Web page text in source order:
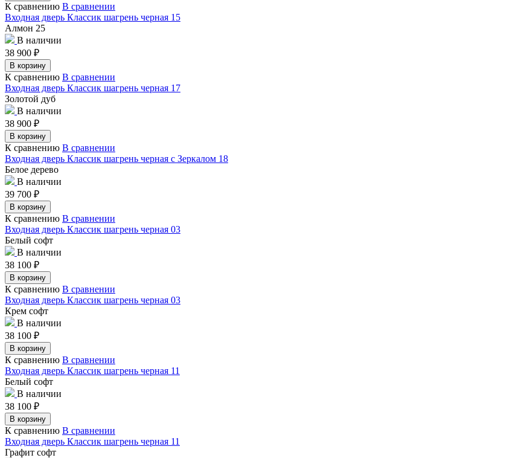
К сравнению В сравнении
Входная дверь Классик шагрень черная 15
Алмон 25
В наличии
38 900 ₽
В корзину
К сравнению В сравнении
Входная дверь Классик шагрень черная 17
Золотой дуб
В наличии
38 900 ₽
В корзину
К сравнению В сравнении
Входная дверь Классик шагрень черная с Зеркалом 18
Белое дерево
В наличии
39 700 ₽
В корзину
К сравнению В сравнении
Входная дверь Классик шагрень черная 03
Белый софт
В наличии
38 100 ₽
В корзину
К сравнению В сравнении
Входная дверь Классик шагрень черная 03
Крем софт
В наличии
38 100 ₽
В корзину
К сравнению В сравнении
Входная дверь Классик шагрень черная 11
Белый софт
В наличии
38 100 ₽
В корзину
К сравнению В сравнении
Входная дверь Классик шагрень черная 11
Графит софт